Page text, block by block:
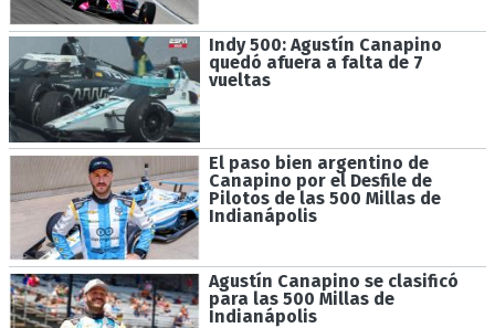
Indy 500: Agustín Canapino
quedó afuera a falta de 7
vueltas
El paso bien argentino de
Canapino por el Desfile de
Pilotos de las 500 Millas de
Indianápolis
Agustín Canapino se clasificó
para las 500 Millas de
Indianápolis